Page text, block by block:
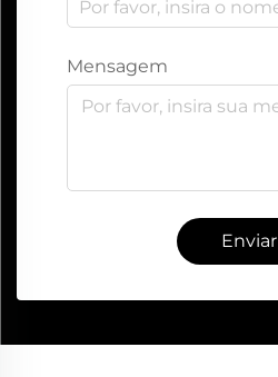
Mensagem
Enviar